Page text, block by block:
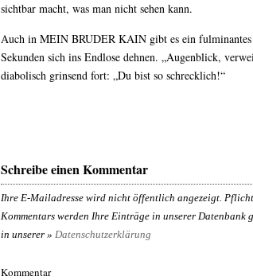
sichtbar macht, was man nicht sehen kann.
Auch in MEIN BRUDER KAIN gibt es ein
Sekunden sich ins Endlose dehnen. „Augenblick,
diabolisch grinsend fort: „Du bist so schrecklich!“
Schreibe einen Kommentar
Ihre E-Mailadresse wird nicht öffentlich angezeigt.
Kommentars werden Ihre Einträge in unserer Datenbank
in unserer » Datenschutzerklärung
Kommentar